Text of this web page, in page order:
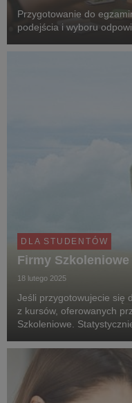
Przygotowanie do
podejścia i wyboru
DLA STUDENTÓW
Firmy
18 lutego 2025
Jeśli przygotowujecie się
z kursów, oferowanych
Szkoleniowe.